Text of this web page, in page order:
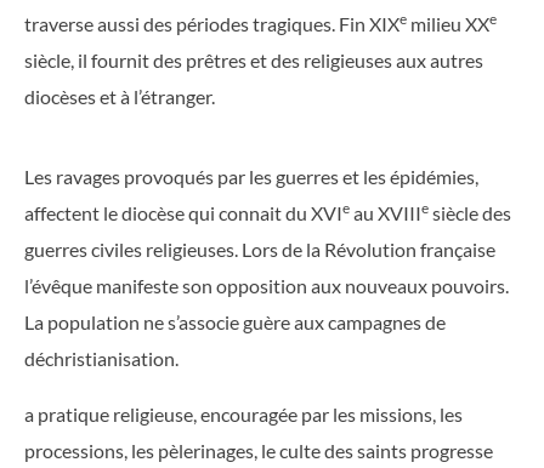
traverse aussi des périodes tragiques. Fin XIXe milieu XXe
siècle, il fournit des prêtres et des religieuses aux autres
diocèses et à l’étranger.
Les ravages provoqués par les guerres et les épidémies,
affectent le diocèse qui connait du XVIe au XVIIIe siècle des
guerres civiles religieuses. Lors de la Révolution française
l’évêque manifeste son opposition aux nouveaux pouvoirs.
La population ne s’associe guère aux campagnes de
déchristianisation.
a pratique religieuse, encouragée par les missions, les
processions, les pèlerinages, le culte des saints progresse